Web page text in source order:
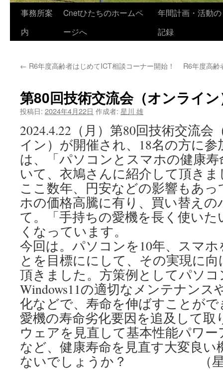
コ
ン
へ
ス
キ
ッ
事務所案
内
Cnetひたちのホームペ
ージへ
年間計画・活動の
記録
← R6年度高齢者はじめてICT相談コーナー開始！ R6年度高齢
第80回技術交流会（オンライ
投稿日: 2024年4月22日 作成者: 星川 雄
2024.4.22（月）第80回技術交流
イン）が開催され、18名の方に
は、「パソコンとスマホの健康
いて、衣鳩さんに紹介して頂きま
ここ数年、円安などの影響もあ
ホの価格高騰に有り、買い替え
て。「手持ちの愛機を長く使い
くなっています。
今回は。パソコンを10年、スマ
とを目標ににして、その実現に
頂きました。方策例としてパソ
Windows11の適切なメンテナンス
化などで、寿命を伸ばすことが
愛機の寿命劣化要因を追及して取
ウェアを見直して基本性能パワ
など、健康寿命を見直す大変良
ないでしょうか？ （星